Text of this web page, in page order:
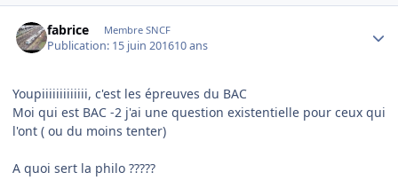
fabrice Membre SNCF
Publication: 15 juin 201610 ans
Youpiiiiiiiiiiiii, c'est les épreuves du BAC
Moi qui est BAC -2 j'ai une question existentielle pour ceux qui
l'ont ( ou du moins tenter)
A quoi sert la philo ?????